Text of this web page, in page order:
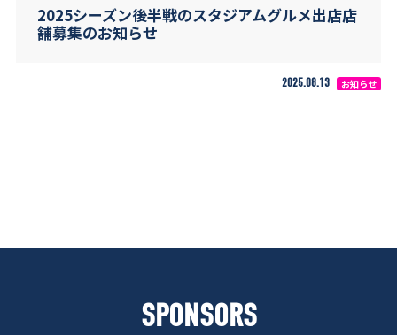
2025シーズン後半戦のスタジアムグルメ出店店
舗募集のお知らせ
2025.08.13 お知らせ
SPONSORS